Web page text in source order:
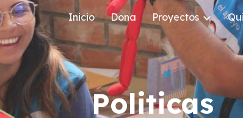
Skip to main content
Inicio Dona Proyectos
Politicas